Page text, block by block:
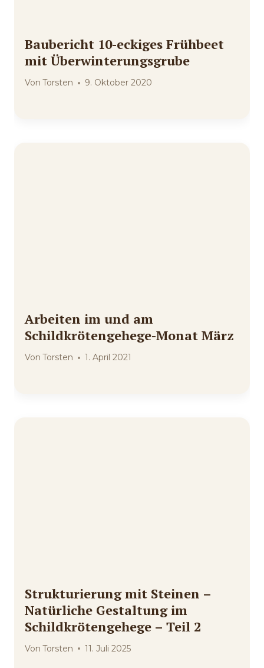
Baubericht 10-eckiges Frühbeet
mit Überwinterungsgrube
Von Torsten 9. Oktober 2020
Arbeiten im und am
Schildkrötengehege-Monat März
Von Torsten 1. April 2021
Strukturierung mit Steinen –
Natürliche Gestaltung im
Schildkrötengehege – Teil 2
Von Torsten 11. Juli 2025